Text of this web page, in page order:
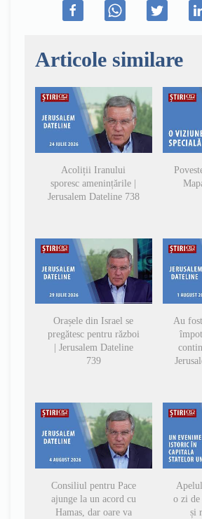
Articole similare
Acoliții Iranului
sporesc amenințările |
Jerusalem Dateline 738
Orașele din Israel se
pregătesc pentru război
| Jerusalem Dateline
739
Au
Consiliul pentru Pace
ajunge la un acord cu
Hamas, dar oare va
o zi de
și